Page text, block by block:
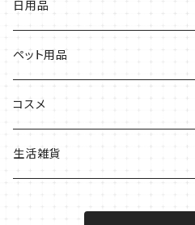
日用品
ペット用品
コスメ
生活雑貨